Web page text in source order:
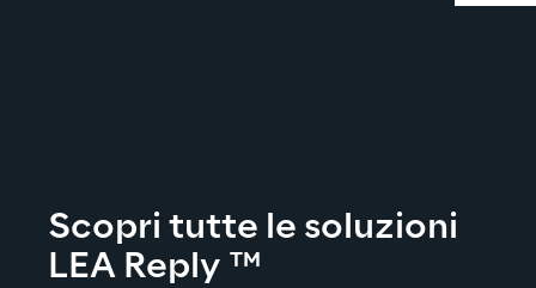
Scopri tutte le soluzioni
LEA Reply ™